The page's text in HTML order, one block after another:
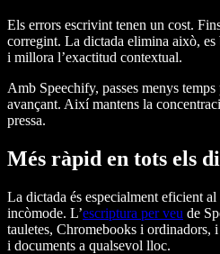
Els errors escrivint tenen un cost.
corregint. La dictada elimina això, es
i millora l’exactitud contextual.
Amb Speechify, passes menys
avançant. Així mantens la
pressa.
Més ràpid en tots els
La dictada és especialment eficient
incòmode. L’escriptura per veu de
tauletes, Chromebooks i ordinadors,
i documents a qualsevol lloc.